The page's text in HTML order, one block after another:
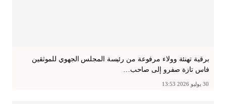
برقية تهنئة وولاء مرفوعة من رئيسة المجلس الجهوي للموثقين
فاس تازة صفرو إلى صاحب…
30 يوليو 2026 13:53